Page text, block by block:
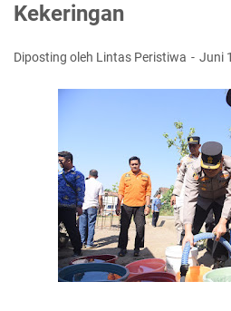
Kekeringan
Diposting oleh Lintas Peristiwa Juni